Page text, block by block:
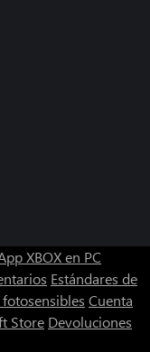
XBOX en PC
Estándares de
Cuenta
Store Devoluciones